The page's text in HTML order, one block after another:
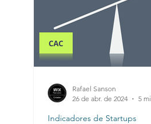
Rafael Sanson
26 de abr. de 2024
5
Indicadores de Startups